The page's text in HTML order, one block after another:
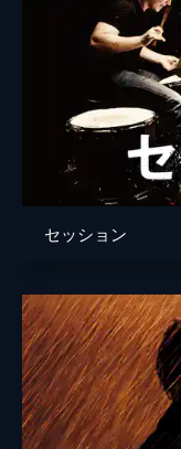
脚本
音楽
製作
セッション